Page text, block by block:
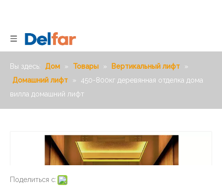
Вы здесь: Дом » Товары » Вертикальный лифт
»
Домашний лифт
»
450-800кг деревянная отделка дома
вилла домашний лифт
Поделиться с: